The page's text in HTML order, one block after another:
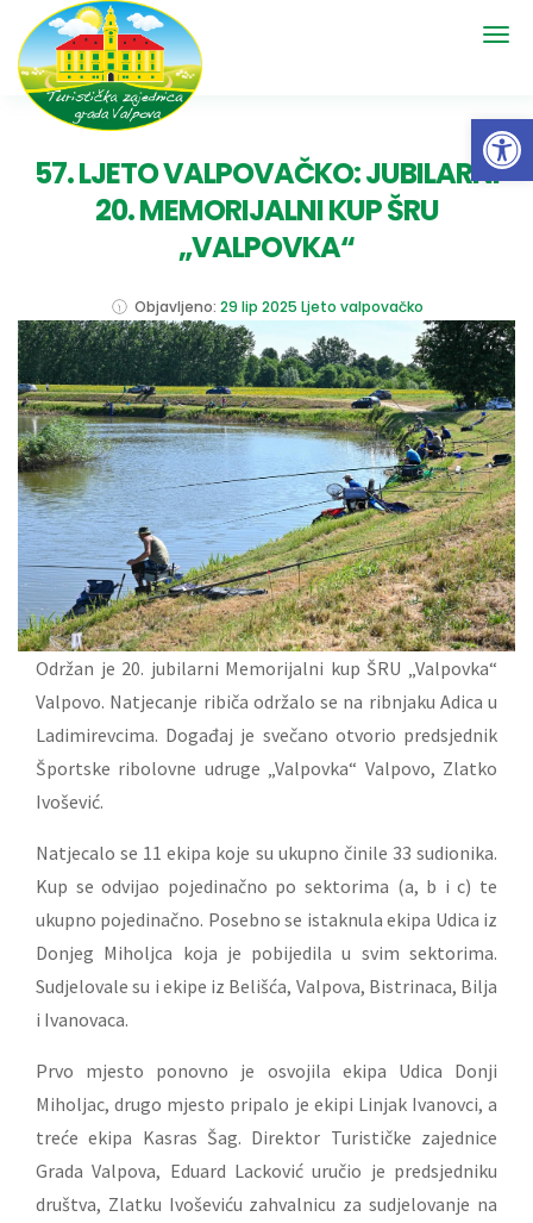
57. LJETO VALPOVAČKO: JUBILARNI
20. MEMORIJALNI KUP ŠRU
„VALPOVKA“
Objavljeno: 29 lip 2025 Ljeto valpovačko
Održan je 20. jubilarni Memorijalni kup ŠRU „Valpovka“
Valpovo. Natjecanje ribiča održalo se na ribnjaku Adica u
Ladimirevcima. Događaj je svečano otvorio predsjednik
Športske ribolovne udruge „Valpovka“ Valpovo, Zlatko
Ivošević.
Natjecalo se 11 ekipa koje su ukupno činile 33 sudionika.
Kup se odvijao pojedinačno po sektorima (a, b i c) te
ukupno pojedinačno. Posebno se istaknula ekipa Udica iz
Donjeg Miholjca koja je pobijedila u svim sektorima.
Sudjelovale su i ekipe iz Belišća, Valpova, Bistrinaca, Bilja
i Ivanovaca.
Prvo mjesto ponovno je osvojila ekipa Udica Donji
Miholjac, drugo mjesto pripalo je ekipi Linjak Ivanovci, a
treće ekipa Kasras Šag. Direktor Turističke zajednice
Grada Valpova, Eduard Lacković uručio je predsjedniku
društva, Zlatku Ivoševiću zahvalnicu za sudjelovanje na